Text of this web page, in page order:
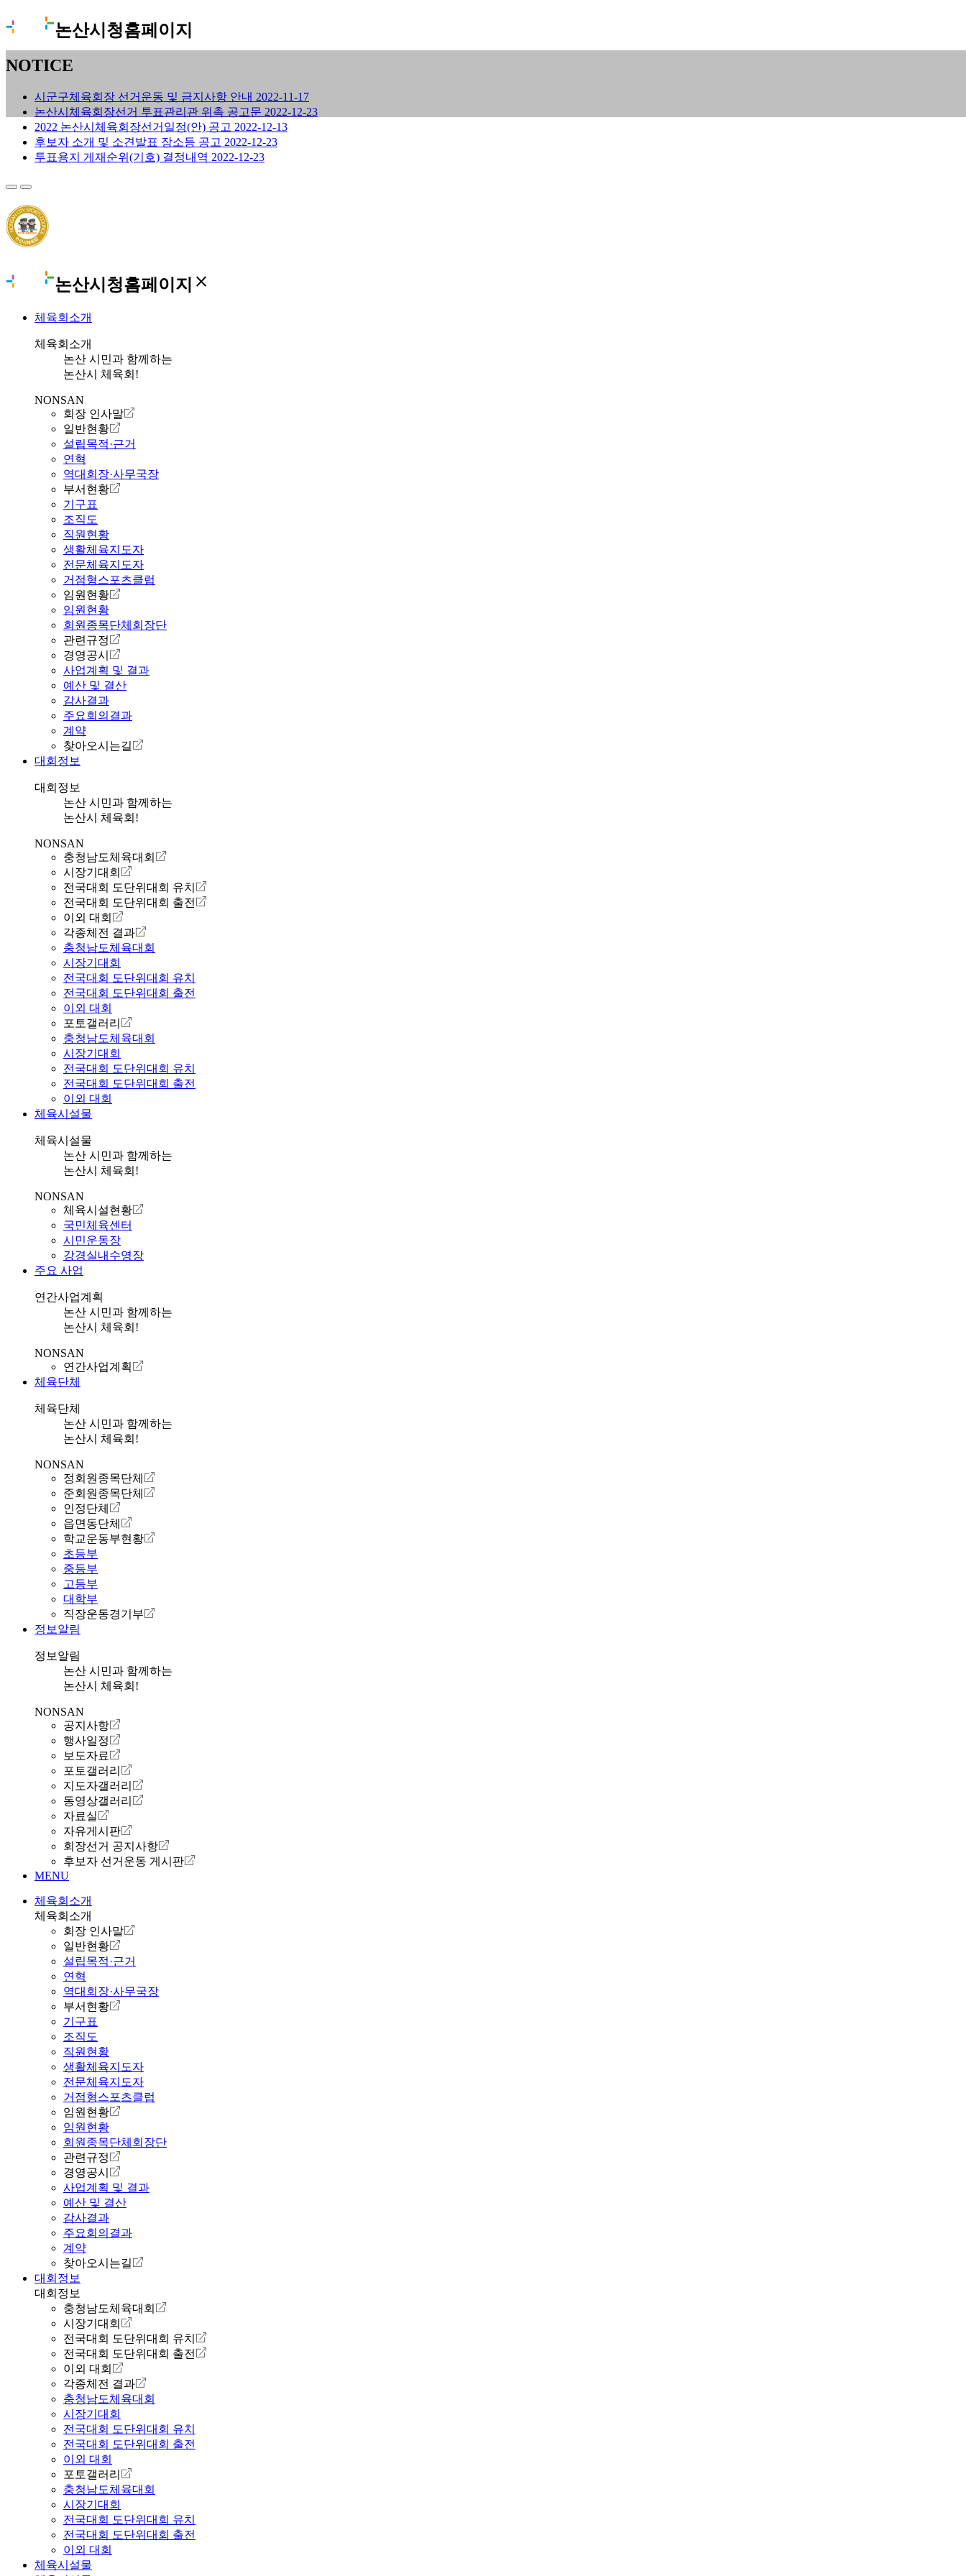
논산시청홈페이지
NOTICE
시군구체육회장 선거운동 및 금지사항 안내 2022-11-17
논산시체육회장선거 투표관리관 위촉 공고문 2022-12-23
2022 논산시체육회장선거일정(안) 공고 2022-12-13
후보자 소개 및 소견발표 장소등 공고 2022-12-23
투표용지 게재순위(기호) 결정내역 2022-12-23
논산시청홈페이지 close
체육회소개
체육회소개
논산 시민과 함께하는
논산시 체육회!
NONSAN
회장 인사말
일반현황
설립목적·근거
연혁
역대회장·사무국장
부서현황
기구표
조직도
직원현황
생활체육지도자
전문체육지도자
거점형스포츠클럽
임원현황
임원현황
회원종목단체회장단
관련규정
경영공시
사업계획 및 결과
예산 및 결산
감사결과
주요회의결과
계약
찾아오시는길
대회정보
대회정보
논산 시민과 함께하는
논산시 체육회!
NONSAN
충청남도체육대회
시장기대회
전국대회 도단위대회 유치
전국대회 도단위대회 출전
이외 대회
각종체전 결과
충청남도체육대회
시장기대회
전국대회 도단위대회 유치
전국대회 도단위대회 출전
이외 대회
포토갤러리
충청남도체육대회
시장기대회
전국대회 도단위대회 유치
전국대회 도단위대회 출전
이외 대회
체육시설물
체육시설물
논산 시민과 함께하는
논산시 체육회!
NONSAN
체육시설현황
국민체육센터
시민운동장
강경실내수영장
주요 사업
연간사업계획
논산 시민과 함께하는
논산시 체육회!
NONSAN
연간사업계획
체육단체
체육단체
논산 시민과 함께하는
논산시 체육회!
NONSAN
정회원종목단체
준회원종목단체
인정단체
읍면동단체
학교운동부현황
초등부
중등부
고등부
대학부
직장운동경기부
정보알림
정보알림
논산 시민과 함께하는
논산시 체육회!
NONSAN
공지사항
행사일정
보도자료
포토갤러리
지도자갤러리
동영상갤러리
자료실
자유게시판
회장선거 공지사항
후보자 선거운동 게시판
MENU
체육회소개
체육회소개
회장 인사말
일반현황
설립목적·근거
연혁
역대회장·사무국장
부서현황
기구표
조직도
직원현황
생활체육지도자
전문체육지도자
거점형스포츠클럽
임원현황
임원현황
회원종목단체회장단
관련규정
경영공시
사업계획 및 결과
예산 및 결산
감사결과
주요회의결과
계약
찾아오시는길
대회정보
대회정보
충청남도체육대회
시장기대회
전국대회 도단위대회 유치
전국대회 도단위대회 출전
이외 대회
각종체전 결과
충청남도체육대회
시장기대회
전국대회 도단위대회 유치
전국대회 도단위대회 출전
이외 대회
포토갤러리
충청남도체육대회
시장기대회
전국대회 도단위대회 유치
전국대회 도단위대회 출전
이외 대회
체육시설물